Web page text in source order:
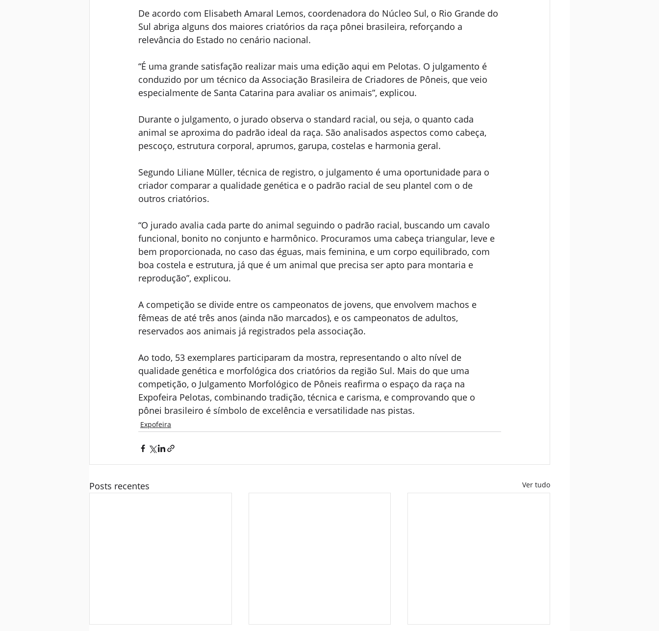
De acordo com Elisabeth Amaral Lemos, coordenadora do Núcleo Sul, o Rio Grande do
Sul abriga alguns dos maiores criatórios da raça pônei brasileira, reforçando a
relevância do Estado no cenário nacional.
“É uma grande satisfação realizar mais uma edição aqui em Pelotas. O julgamento é
conduzido por um técnico da Associação Brasileira de Criadores de Pôneis, que veio
especialmente de Santa Catarina para avaliar os animais”, explicou.
Durante o julgamento, o jurado observa o standard racial, ou seja, o quanto cada
animal se aproxima do padrão ideal da raça. São analisados aspectos como cabeça,
pescoço, estrutura corporal, aprumos, garupa, costelas e harmonia geral.
Segundo Liliane Müller, técnica de registro, o julgamento é uma oportunidade para o
criador comparar a qualidade genética e o padrão racial de seu plantel com o de
outros criatórios.
“O jurado avalia cada parte do animal seguindo o padrão racial, buscando um cavalo
funcional, bonito no conjunto e harmônico. Procuramos uma cabeça triangular, leve e
bem proporcionada, no caso das éguas, mais feminina, e um corpo equilibrado, com
boa costela e estrutura, já que é um animal que precisa ser apto para montaria e
reprodução”, explicou.
A competição se divide entre os campeonatos de jovens, que envolvem machos e
fêmeas de até três anos (ainda não marcados), e os campeonatos de adultos,
reservados aos animais já registrados pela associação.
Ao todo, 53 exemplares participaram da mostra, representando o alto nível de
qualidade genética e morfológica dos criatórios da região Sul. Mais do que uma
competição, o Julgamento Morfológico de Pôneis reafirma o espaço da raça na
Expofeira Pelotas, combinando tradição, técnica e carisma, e comprovando que o
pônei brasileiro é símbolo de excelência e versatilidade nas pistas.
Expofeira
Posts recentes Ver tudo